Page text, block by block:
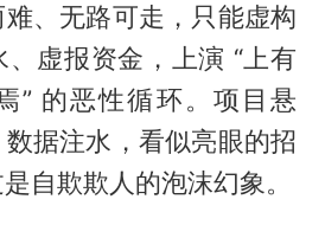
、无路可走，只能虚构
虚报资金，上演 “上有
” 的恶性循环。项目悬
据注水，看似亮眼的招
自欺欺人的泡沫幻象。